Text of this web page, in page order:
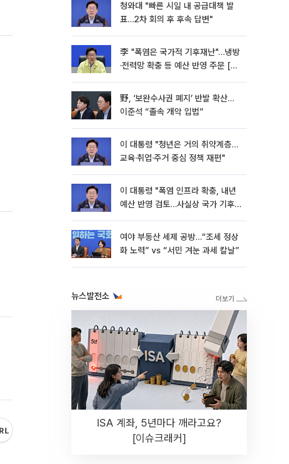
청와대 "빠른 시일 내 공급대책 발
표…2차 회의 후 후속 답변"
李 "폭염은 국가적 기후재난"…냉방
·전력망 확충 등 예산 반영 주문 [종
野, ‘보완수사권 폐지’ 반발 확산…
이준석 “졸속 개악 입법”
이 대통령 "청년은 거의 취약계층…
교육·취업·주거 중심 정책 재편"
이 대통령 "폭염 인프라 확충, 내년
예산 반영 검토…사실상 국가 기후
여야 부동산 세제 공방…“조세 정상
화 노력” vs “서민 겨눈 과세 칼날”
뉴스발전소
ISA 계좌, 5년마다 깨라고요?
[이슈크래커]